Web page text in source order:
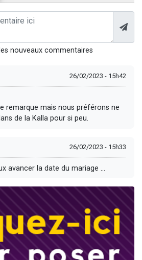
nouveaux commentaires
26/02/2023 - 15h42
remarque mais nous préférons ne
de la Kalla pour si peu.
26/02/2023 - 15h33
avancer la date du mariage ...